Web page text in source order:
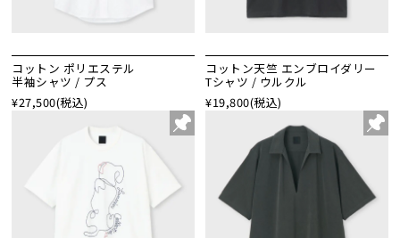
コットン ポリエステル
半袖シャツ / プス
¥27,500(税込)
コットン天竺 エンブロイダリー
Tシャツ / ウルクル
¥19,800(税込)